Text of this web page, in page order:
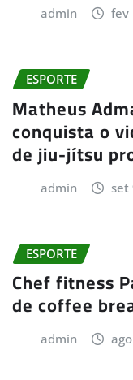
admin fev
ESPORTE
Matheus
conquista o
de jiu-jítsu
admin set
ESPORTE
Chef fitness
de coffee
admin